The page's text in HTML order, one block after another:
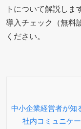
トについて解説しま
導入チェック（無料
ください。
中小企業経営者が知
社内コミュニケ